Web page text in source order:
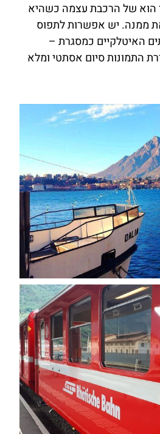
הוא של הרכבת עצמה כשהיא
ממנה. יש אפשרות לתפוס
האיטלקיים כמסגרת –
התמונות סיום אסתטי ומלא